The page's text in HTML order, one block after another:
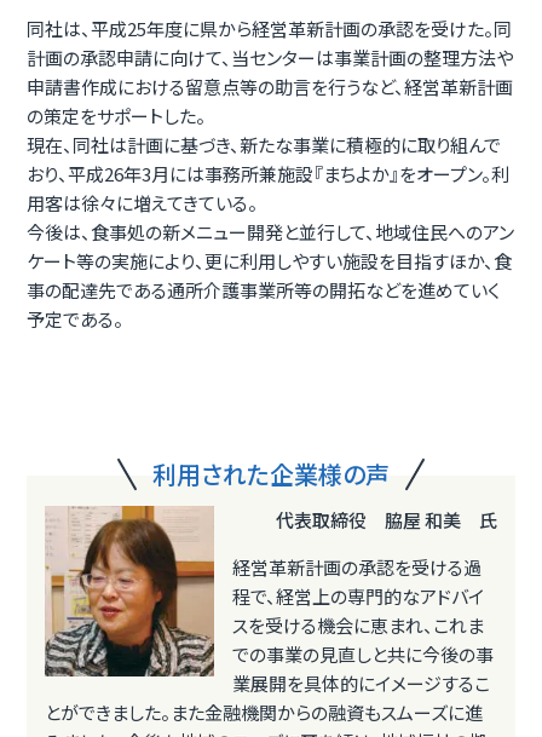
同社は、平成25年度に県から経営革新計画の承認を受けた。同
計画の承認申請に向けて、当センターは事業計画の整理方法や
申請書作成における留意点等の助言を行うなど、経営革新計画
の策定をサポートした。
現在、同社は計画に基づき、新たな事業に積極的に取り組んで
おり、平成26年3月には事務所兼施設『まちよか』をオープン。利
用客は徐々に増えてきている。
今後は、食事処の新メニュー開発と並行して、地域住民へのアン
ケート等の実施により、更に利用しやすい施設を目指すほか、食
事の配達先である通所介護事業所等の開拓などを進めていく
予定である。
利用された企業様の声
代表取締役 脇屋 和美 氏
経営革新計画の承認を受ける過
程で、経営上の専門的なアドバイ
スを受ける機会に恵まれ、これま
での事業の見直しと共に今後の事
業展開を具体的にイメージするこ
とができました。また金融機関からの融資もスムーズに進